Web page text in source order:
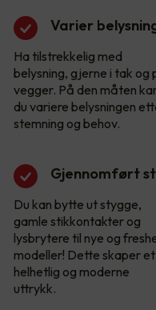
Varier
Ha tilstrekkelig med
belysning, gjerne i tak og
vegger. På den måten
du variere belysningen
stemning og behov.
Gjennomført
Du kan bytte ut stygge,
gamle stikkontakter og
lysbrytere til nye og
modeller! Dette skaper et
helhetlig og moderne
uttrykk.